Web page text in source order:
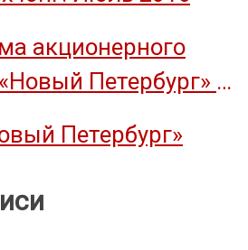
акционерного
Петербург» —
Петербург»